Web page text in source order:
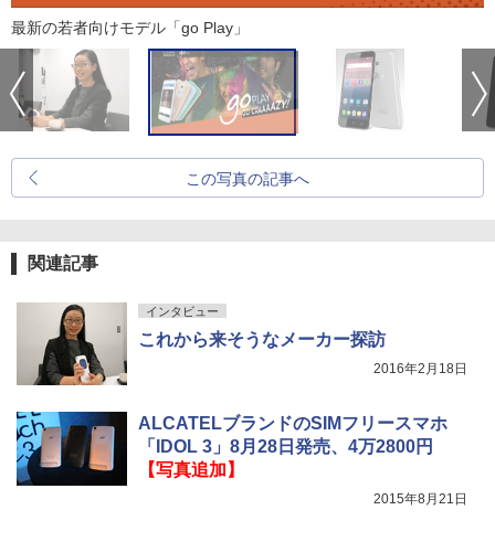
最新の若者向けモデル「go Play」
この写真の記事へ
関連記事
インタビュー
これから来そうなメーカー探訪
2016年2月18日
ALCATELブランドのSIMフリースマホ
「IDOL 3」8月28日発売、4万2800円
【写真追加】
2015年8月21日